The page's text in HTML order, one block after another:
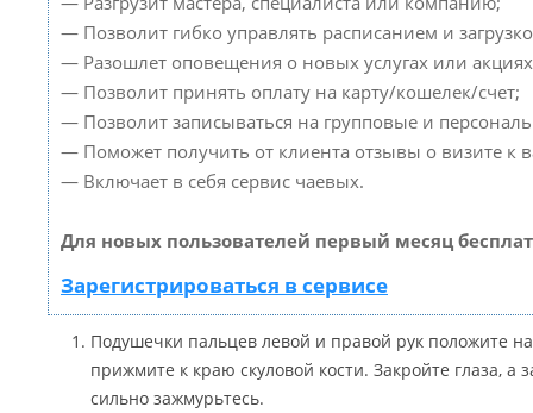
— Позволит гибко управлять расписанием и
— Разошлет оповещения о новых услугах или
— Позволит принять оплату на карту/кошелек/счет;
— Позволит записываться на групповые и
— Поможет получить от клиента отзывы о визите к
— Включает в себя сервис чаевых.
Для новых пользователей первый месяц
Зарегистрироваться в сервисе
Подушечки пальцев левой и правой рук положите
прижмите к краю скуловой кости. Закройте глаза, а
сильно зажмурьтесь.